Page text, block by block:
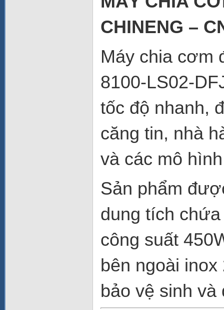
CHINENG –
Máy chia cơm
8100-LS02-
tốc độ nhanh,
căng tin, nhà
và các mô
Sản phẩm
dung tích
công suất
bên ngoài
bảo vệ sinh